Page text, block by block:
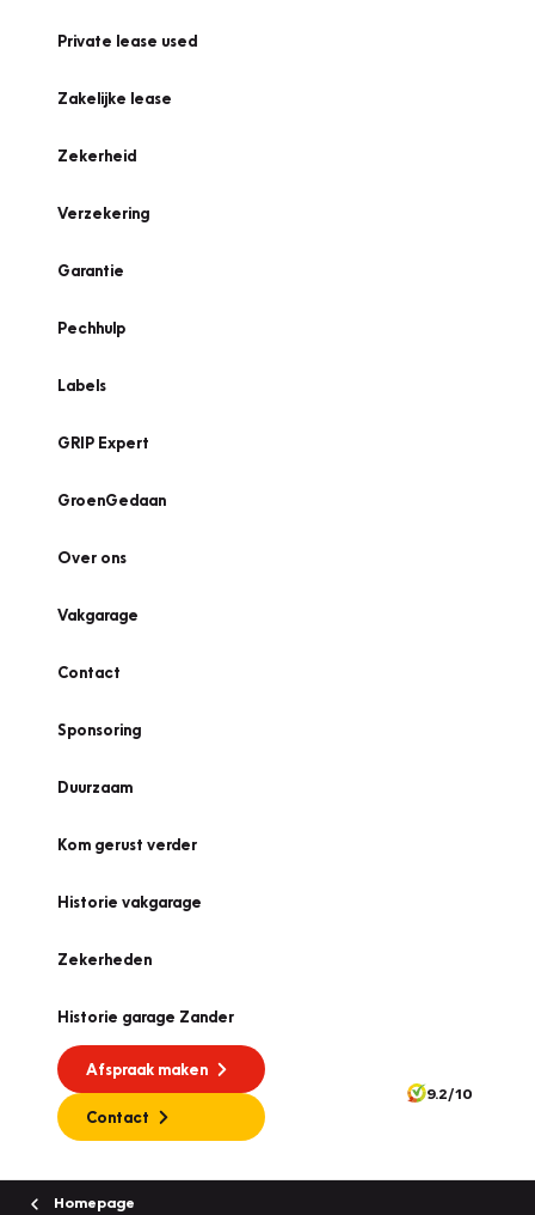
Private lease used
Zakelijke lease
Zekerheid
Verzekering
Garantie
Pechhulp
Labels
GRIP Expert
GroenGedaan
Over ons
Vakgarage
Contact
Sponsoring
Duurzaam
Kom gerust verder
Historie vakgarage
Zekerheden
Historie garage Zander
Afspraak maken
Contact
9.2/10
Homepage